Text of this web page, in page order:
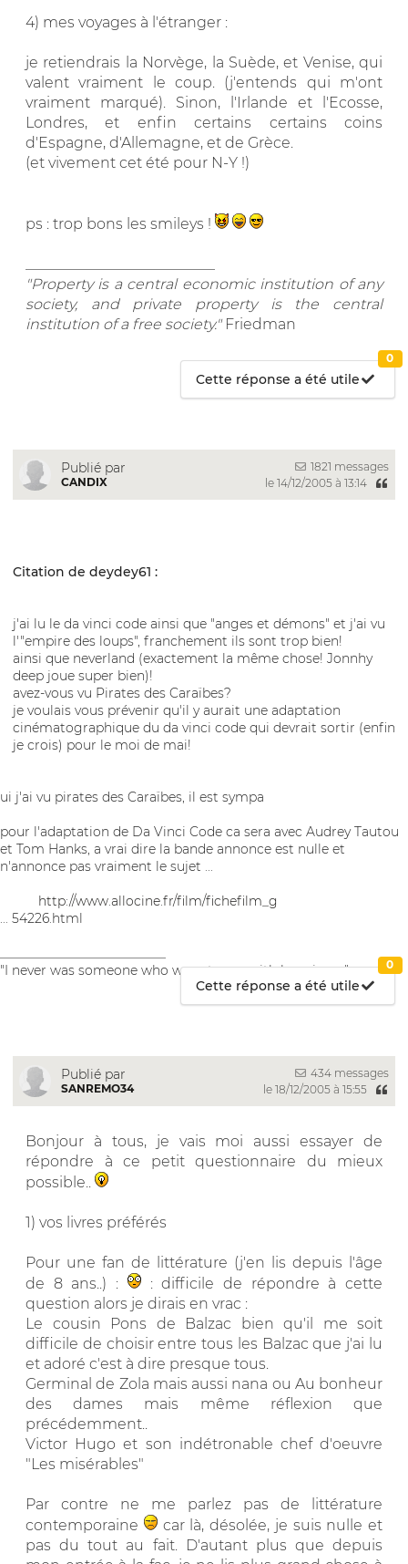
4) mes voyages à l'étranger :
je retiendrais la Norvège, la Suède, et Venise, qui
valent vraiment le coup. (j'entends qui m'ont
vraiment marqué). Sinon, l'Irlande et l'Ecosse,
Londres, et enfin certains certains coins
d'Espagne, d'Allemagne, et de Grèce.
(et vivement cet été pour N-Y !)
ps : trop bons les smileys !
"Property is a central economic institution of any
society, and private property is the central
institution of a free society."Friedman
Cette réponse a été utile
0
Publié par
CANDIX
1821 messages
le 14/12/2005 à 13:14
Citation de deydey61 :
j'ai lu le da vinci code ainsi que "anges et démons" et j'ai vu
l'"empire des loups", franchement ils sont trop bien!
ainsi que neverland (exactement la même chose! Jonnhy
deep joue super bien)!
avez-vous vu Pirates des Caraïbes?
je voulais vous prévenir qu'il y aurait une adaptation
cinématographique du da vinci code qui devrait sortir (enfin
je crois) pour le moi de mai!
ui j'ai vu pirates des Caraïbes, il est sympa
pour l'adaptation de Da Vinci Code ca sera avec Audrey Tautou
et Tom Hanks, a vrai dire la bande annonce est nulle et
n'annonce pas vraiment le sujet ...
http://www.allocine.fr/film/fichefilm_g
... 54226.html
"I never was someone who was at ease with happiness"
Cette réponse a été utile
0
Publié par
SANREMO34
434 messages
le 18/12/2005 à 15:55
Bonjour à tous, je vais moi aussi essayer de
répondre à ce petit questionnaire du mieux
possible..
1) vos livres préférés
Pour une fan de littérature (j'en lis depuis l'âge
de 8 ans..) :
: difficile de répondre à cette
question alors je dirais en vrac :
Le cousin Pons de Balzac bien qu'il me soit
difficile de choisir entre tous les Balzac que j'ai lu
et adoré c'est à dire presque tous.
Germinal de Zola mais aussi nana ou Au bonheur
des dames mais même réflexion que
précédemment..
Victor Hugo et son indétronable chef d'oeuvre
"Les misérables"
Par contre ne me parlez pas de littérature
contemporaine
car là, désolée, je suis nulle et
pas du tout au fait. D'autant plus que depuis